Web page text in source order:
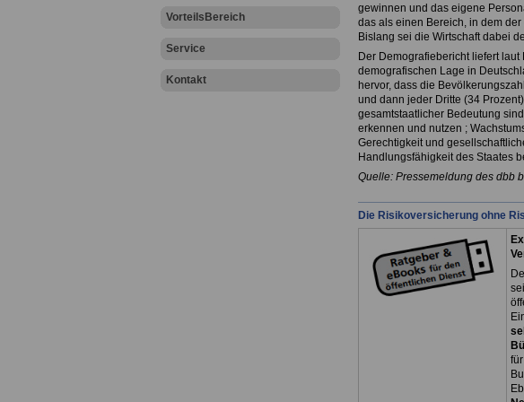
VorteilsBereich
Service
Kontakt
gewinnen und das eigene
das als einen Bereich, in dem
Bislang sei die Wirtschaft dabei
Der Demografiebericht liefert
demografischen Lage in
hervor, dass die
und dann jeder Dritte (34
gesamtstaatlicher Bedeutung
erkennen und nutzen ;
Gerechtigkeit und
Handlungsfähigkeit des Staates
Quelle: Pressemeldung des dbb
Die Risikoversicherung ohne